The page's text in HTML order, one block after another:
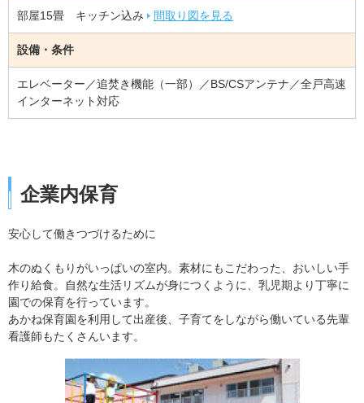
部屋15畳 キッチン込み 間取り図を見る
設備・条件
エレベーター／追焚き機能（一部）／BS/CSアンテナ／全戸高速
インターネット対応
企業内保育
安心して働きつづけるために
木のぬくもりがいっぱいの室内。素材にもこだわった、おいしい手
作り給食。自然な生活リズムが身につくように、乳児期より丁寧に
園での保育を行っています。
あかね保育園を利用して出産後、子育てをしながら働いている先輩
看護師もたくさんいます。